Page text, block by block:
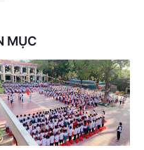
MỤC